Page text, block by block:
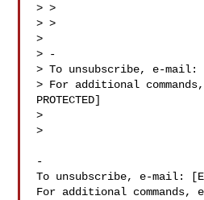
> >
> >
>
> -
> To unsubscribe, e-mail:
> For additional
PROTECTED]
>
>
-
To unsubscribe, e-mail:
For additional commands,